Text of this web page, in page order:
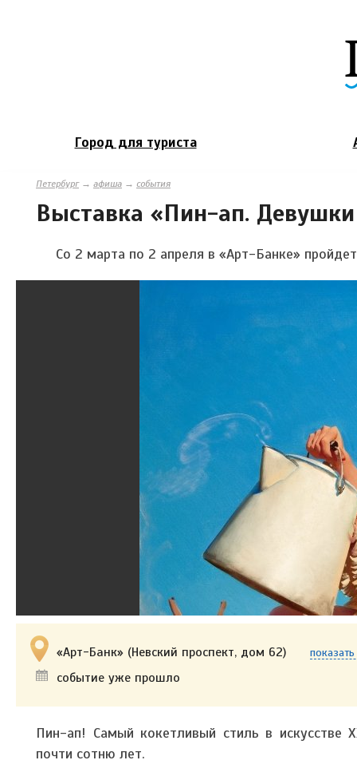
Город для туриста
Петербург→ афиша → события
Выставка «Пин-ап.
Со 2 марта по 2 апреля в «Арт-Банке»
«Арт-Банк» (Невский проспект, дом 62)
событие уже прошло
Пин-ап! Самый кокетливый стиль в искусстве
почти сотню лет.